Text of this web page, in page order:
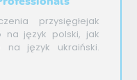
przysięgłejak
na język polski, jak
język ukraiński.